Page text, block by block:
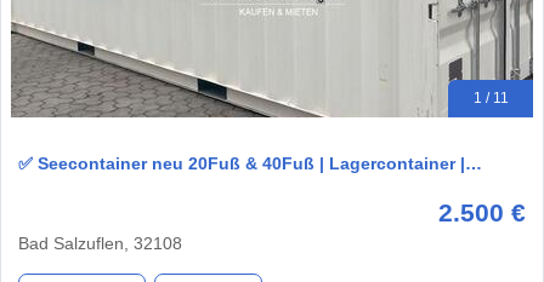
1 / 11
✅ Seecontainer neu 20Fuß & 40Fuß | Lagercontainer |…
2.500 €
Bad Salzuflen, 32108